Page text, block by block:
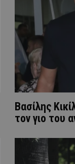
Βασίλης
τον γιο του